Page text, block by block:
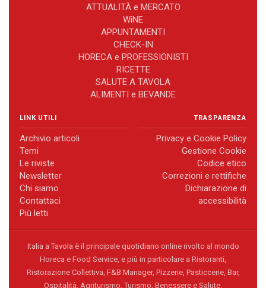
ATTUALITÀ e MERCATO
WiNE
APPUNTAMENTI
CHECK-IN
HORECA e PROFESSIONISTI
RICETTE
SALUTE A TAVOLA
ALIMENTI e BEVANDE
LINK UTILI
Archivio articoli
Temi
Le riviste
Newsletter
Chi siamo
Contattaci
Più letti
TRASPARENZA
Privacy e Cookie Policy
Gestione Cookie
Codice etico
Correzioni e rettifiche
Dichiarazione di
accessibilità
Italia a Tavola è il principale quotidiano online rivolto al mondo
Horeca e Food Service, e più in particolare a Ristoranti,
Ristorazione Collettiva, F&B Manager, Pizzerie, Pasticcerie, Bar,
Ospitalità, Agriturismo, Turismo, Benessere e Salute.